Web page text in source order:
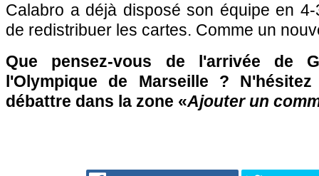
Calabro a déjà disposé son équipe en
de redistribuer les cartes. Comme un
Que pensez-vous de l'arrivée de
l'Olympique de Marseille ?
débattre dans la zone «Ajouter un